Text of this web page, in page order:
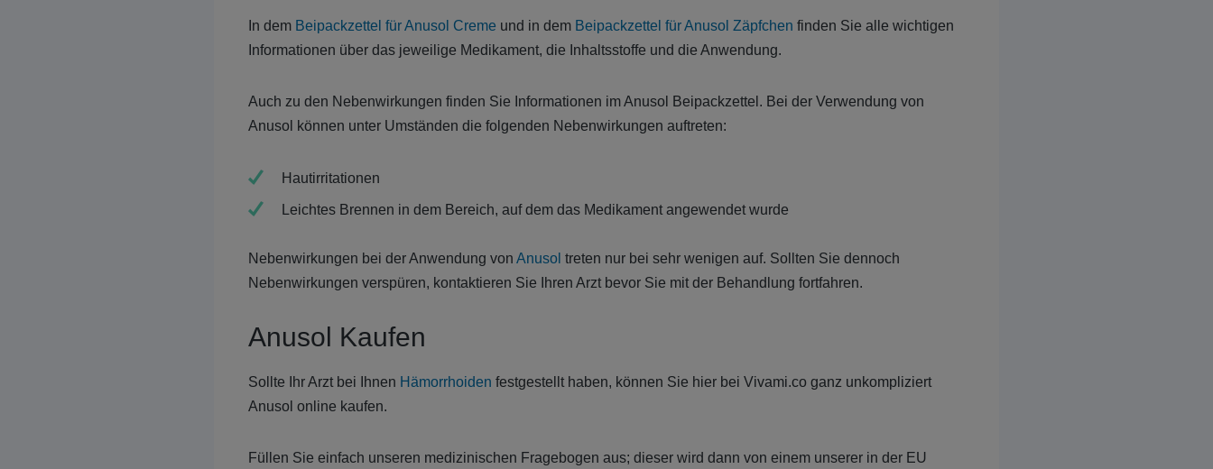
In dem Beipackzettel für Anusol Creme und in dem Beipackzettel für Anusol Zäpfchen finden Sie alle wichtigen
Informationen über das jeweilige Medikament, die Inhaltsstoffe und die Anwendung.
Auch zu den Nebenwirkungen finden Sie Informationen im Anusol Beipackzettel. Bei der Verwendung von
Anusol können unter Umständen die folgenden Nebenwirkungen auftreten:
Hautirritationen
Leichtes Brennen in dem Bereich, auf dem das Medikament angewendet wurde
Nebenwirkungen bei der Anwendung von Anusol treten nur bei sehr wenigen auf. Sollten Sie dennoch
Nebenwirkungen verspüren, kontaktieren Sie Ihren Arzt bevor Sie mit der Behandlung fortfahren.
Anusol Kaufen
Sollte Ihr Arzt bei Ihnen Hämorrhoiden festgestellt haben, können Sie hier bei Vivami.co ganz unkompliziert
Anusol online kaufen.
Füllen Sie einfach unseren medizinischen Fragebogen aus; dieser wird dann von einem unserer in der EU